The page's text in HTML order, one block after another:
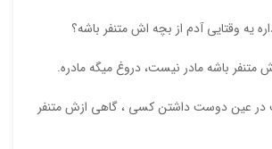
یه وقتایی آدم از بچه اش متنفر باشه؟
متنفر باشه مادر نیست، دروغ میگه مادره.
عین دوست داشتن کسی ، گاهی ازش متنفر